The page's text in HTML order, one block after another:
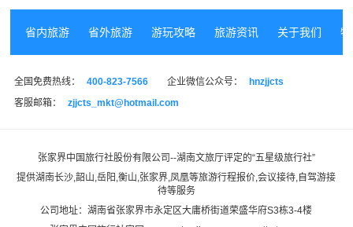
省内旅游 省外旅游 游玩攻略 旅游资讯 关于我们
全国免费热线： 400-823-7566 企业微信公众号：
hnzjjcts
客服邮箱：
zjjcts_mkt@hotmail.com
张家界中国旅行社股份有限公司--湖南文旅厅评定的“五星级旅行社”
提供湖南长沙,韶山,岳阳,衡山,张家界,凤凰等旅游行程报价,会议接待,自驾游接
待等服务
公司地址：湖南省张家界市永定区大庸桥街道荣盛华府S3栋3-4楼